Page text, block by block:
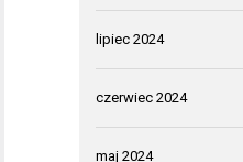
lipiec 2024
czerwiec 2024
maj 2024